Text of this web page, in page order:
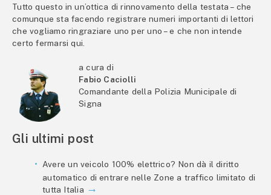
Tutto questo in un’ottica di rinnovamento della testata – che
comunque sta facendo registrare numeri importanti di lettori
che vogliamo ringraziare uno per uno – e che non intende
certo fermarsi qui.
a cura di
Fabio Caciolli
Comandante della Polizia Municipale di
Signa
Gli ultimi post
Avere un veicolo 100% elettrico? Non dà il diritto
automatico di entrare nelle Zone a traffico limitato di
tutta Italia